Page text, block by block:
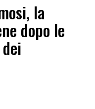
la
dopo le